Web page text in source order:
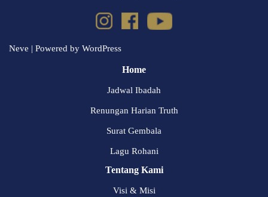
Neve | Powered by WordPress
Home
Jadwal Ibadah
Renungan Harian Truth
Surat Gembala
Lagu Rohani
Tentang Kami
Visi & Misi